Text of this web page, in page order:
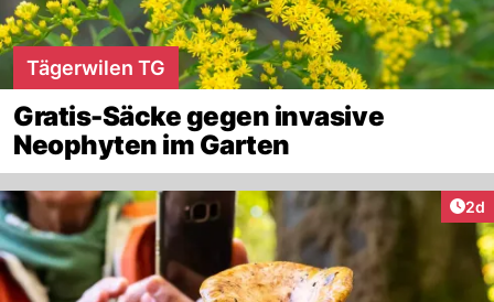
Tägerwilen TG
Gratis-Säcke gegen invasive
Neophyten im Garten
2d